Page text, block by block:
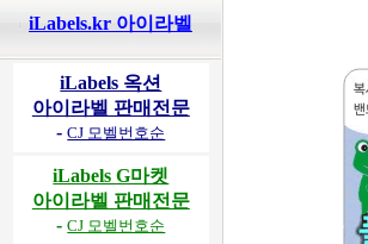
iLabels.kr 아이라벨
iLabels 옥션
아이라벨 판매전문
-CJ 모벨번호순
iLabels G마켓
아이라벨 판매전문
-CJ 모벨번호순